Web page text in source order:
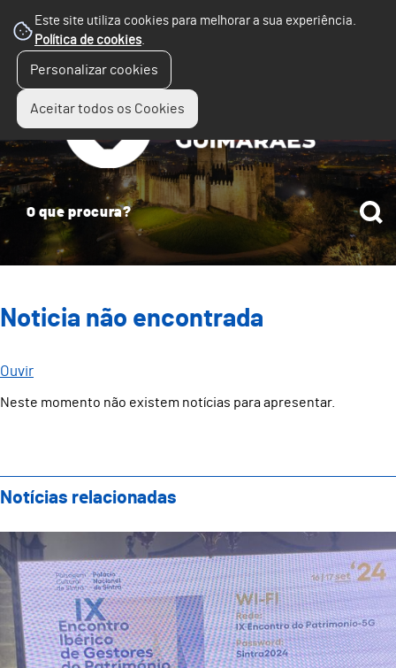
Este site utiliza cookies para melhorar a sua experiência.
Política de cookies.
Personalizar cookies
Aceitar todos os Cookies
Noticia não encontrada
Ouvir
Neste momento não existem notícias para apresentar.
Notícias relacionadas
Guimarães Representada no IX Encontro Ibérico de